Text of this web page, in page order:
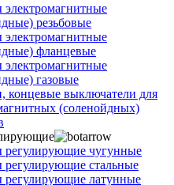
резьбовые
фланцевые
газовые
концевые выключатели для
(соленойдных)
регулирующие чугунные
стальные
регулирующие латунные